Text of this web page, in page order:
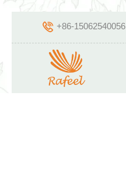
+86-15062540056